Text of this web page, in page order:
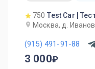
750 Test Car |
Москва, д.
(915) 491-91-88
3 000